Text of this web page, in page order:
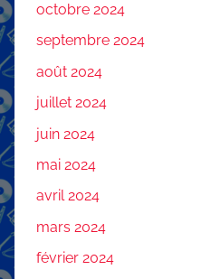
octobre 2024
septembre 2024
août 2024
juillet 2024
juin 2024
mai 2024
avril 2024
mars 2024
février 2024